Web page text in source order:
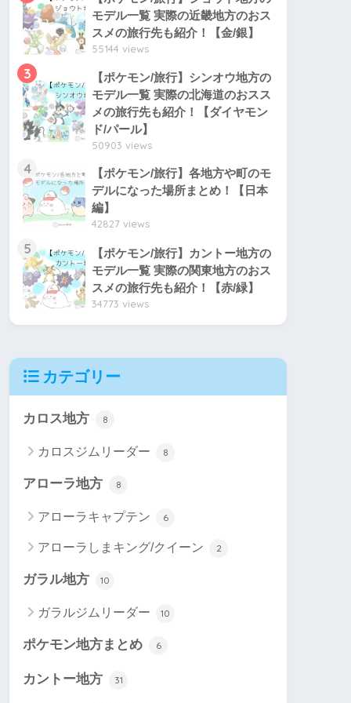
モデル一覧 実際の近畿地方のおス
スメの旅行先も紹介！【金/銀】
55144 views
3
【ポケモン/旅行】シンオウ地方の
モデル一覧 実際の北海道のおスス
メの旅行先も紹介！【ダイヤモン
ド/パール】
50903 views
4
【ポケモン/旅行】各地方や町のモ
デルになった場所まとめ！【日本
編】
42827 views
5
【ポケモン/旅行】カントー地方の
モデル一覧 実際の関東地方のおス
スメの旅行先も紹介！【赤/緑】
34773 views
カテゴリー
カロス地方 8
カロスジムリーダー 8
アローラ地方 8
アローラキャプテン 6
アローラしまキング/クイーン 2
ガラル地方 10
ガラルジムリーダー 10
ポケモン地方まとめ 6
カントー地方 31